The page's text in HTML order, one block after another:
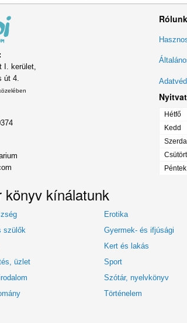
I. kerület,
út 4.
Rólunk
Hétfő
Kedd
Szerda
Péntek
könyv kínálatunk
Erotika
szülők
Gyermek- és ifjúsági
Kert és lakás
üzlet
Sport
Szótár, nyelvkönyv
Történelem